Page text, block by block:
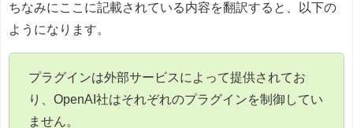
ちなみにここに記載されている内容を翻訳すると、以下の
ようになります。
プラグインは外部サービスによって提供されてお
り、OpenAI社はそれぞれのプラグインを制御してい
ません。